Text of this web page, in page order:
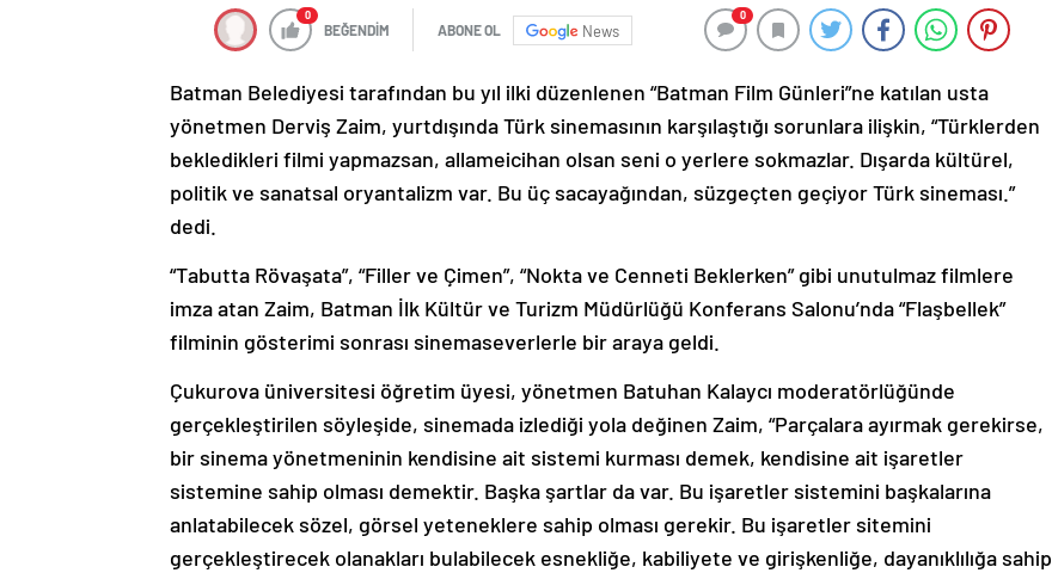
0
BEĞENDİM ABONE OL News
0
Batman Belediyesi tarafından bu yıl ilki düzenlenen “Batman Film Günleri”ne katılan usta
yönetmen Derviş Zaim, yurtdışında Türk sinemasının karşılaştığı sorunlara ilişkin, “Türklerden
bekledikleri filmi yapmazsan, allameicihan olsan seni o yerlere sokmazlar. Dışarda kültürel,
politik ve sanatsal oryantalizm var. Bu üç sacayağından, süzgeçten geçiyor Türk sineması.”
dedi.
“Tabutta Rövaşata”, “Filler ve Çimen”, “Nokta ve Cenneti Beklerken” gibi unutulmaz filmlere
imza atan Zaim, Batman İlk Kültür ve Turizm Müdürlüğü Konferans Salonu’nda “Flaşbellek”
filminin gösterimi sonrası sinemaseverlerle bir araya geldi.
Çukurova üniversitesi öğretim üyesi, yönetmen Batuhan Kalaycı moderatörlüğünde
gerçekleştirilen söyleşide, sinemada izlediği yola değinen Zaim, “Parçalara ayırmak gerekirse,
bir sinema yönetmeninin kendisine ait sistemi kurması demek, kendisine ait işaretler
sistemine sahip olması demektir. Başka şartlar da var. Bu işaretler sistemini başkalarına
anlatabilecek sözel, görsel yeteneklere sahip olması gerekir. Bu işaretler sitemini
gerçekleştirecek olanakları bulabilecek esnekliğe, kabiliyete ve girişkenliğe, dayanıklılığa sahip